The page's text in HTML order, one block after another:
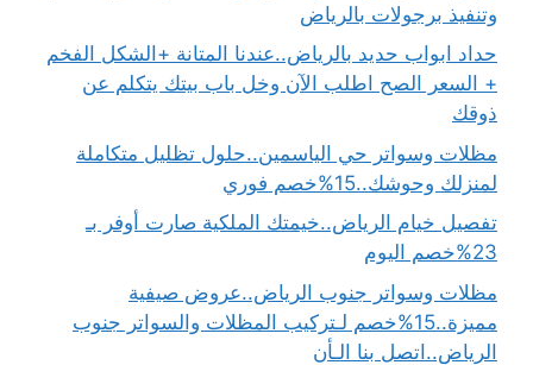
وتنفيذ برجولات بالرياض
حداد ابواب حديد بالرياض..عندنا المتانة +الشكل الفخم
+ السعر الصح اطلب الآن وخل باب بيتك يتكلم عن
ذوقك
مظلات وسواتر حي الياسمين..حلول تظليل متكاملة
لمنزلك وحوشك..15%خصم فوري
تفصيل خيام الرياض..خيمتك الملكية صارت أوفر بـ
23%خصم اليوم
مظلات وسواتر جنوب الرياض..عروض صيفية
مميزة..15%خصم لـتركيب المظلات والسواتر جنوب
الرياض..اتصل بنا الـأن